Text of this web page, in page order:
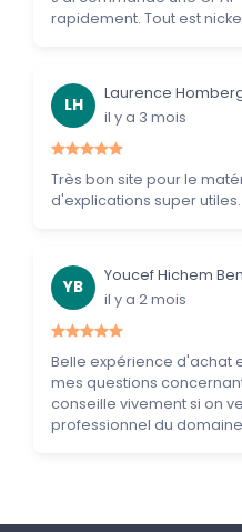
rapidement. Tout est
LH
Laurence
il y a 3 mois
Très bon site pour le
d'explications super utiles.
YB
Youcef Hichem
il y a 2 mois
Belle expérience d'achat
mes questions
conseille vivement si on
professionnel du